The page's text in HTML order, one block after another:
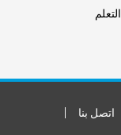
التعلم
اتصل بنا